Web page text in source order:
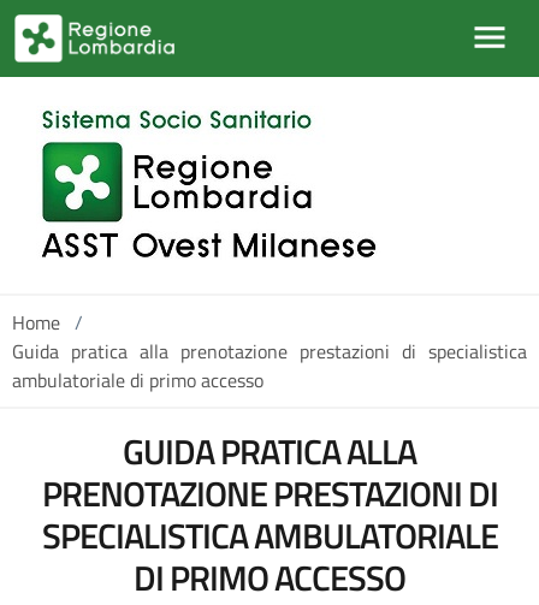
Salta al contenuto principale
Home /
Guida pratica alla prenotazione prestazioni di specialistica
ambulatoriale di primo accesso
GUIDA PRATICA ALLA
PRENOTAZIONE PRESTAZIONI DI
SPECIALISTICA AMBULATORIALE
DI PRIMO ACCESSO